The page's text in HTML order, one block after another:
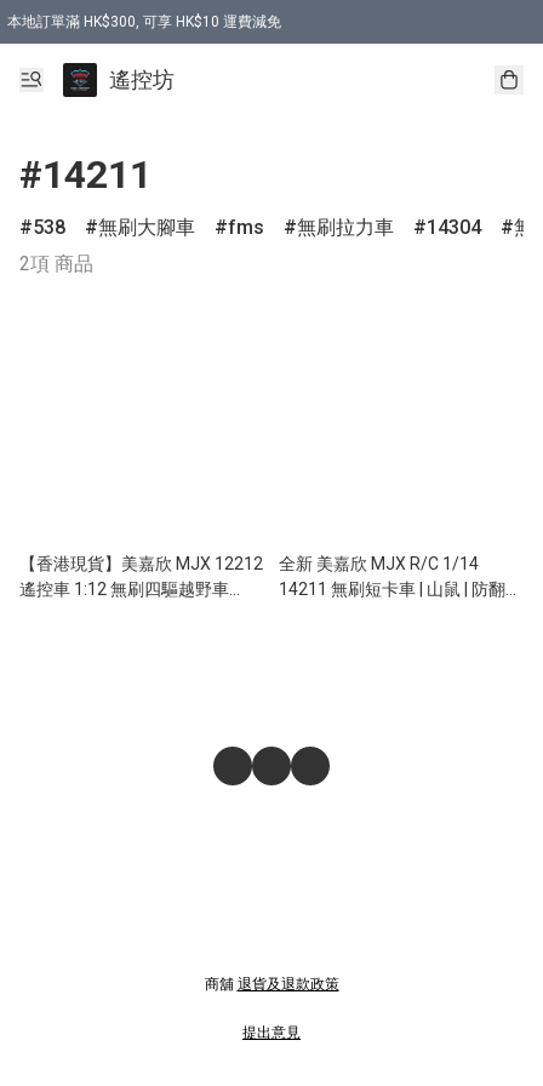
本地訂單滿 HK$300, 可享 HK$10 運費減免
購買 7.6V 6500mah 70C 電池 送 7.6V USB充電器
遙控坊
#14211
538 無刷大腳車 fms 無刷拉力車 14304
無
2項 商品
【香港現貨】美嘉欣 MJX 12212
遙控車 1:12 無刷四驅越野車
全新 美嘉欣 MJX R/C 1/14
14211 無刷短卡車 | 山鼠 | 防翻尾
商舖 退貨及退款政策
提出意見